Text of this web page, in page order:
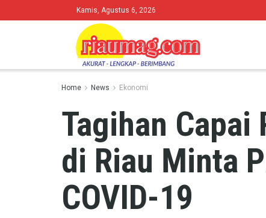
Kamis, Agustus 6, 2026
Home News Ekonomi
Tagihan
di Riau Minta
COVID-19